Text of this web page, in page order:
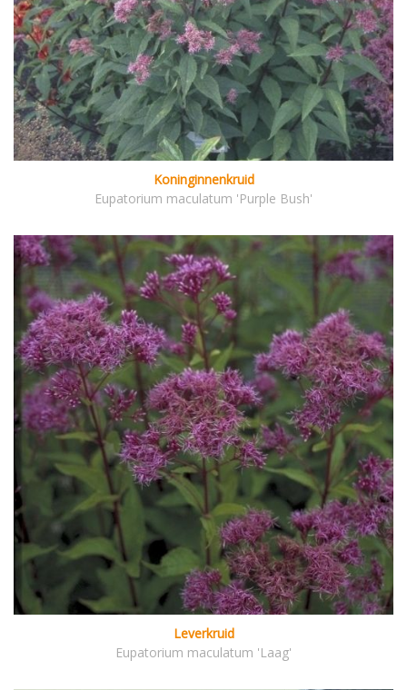
Koninginnenkruid
Eupatorium maculatum 'Purple Bush'
Leverkruid
Eupatorium maculatum 'Laag'